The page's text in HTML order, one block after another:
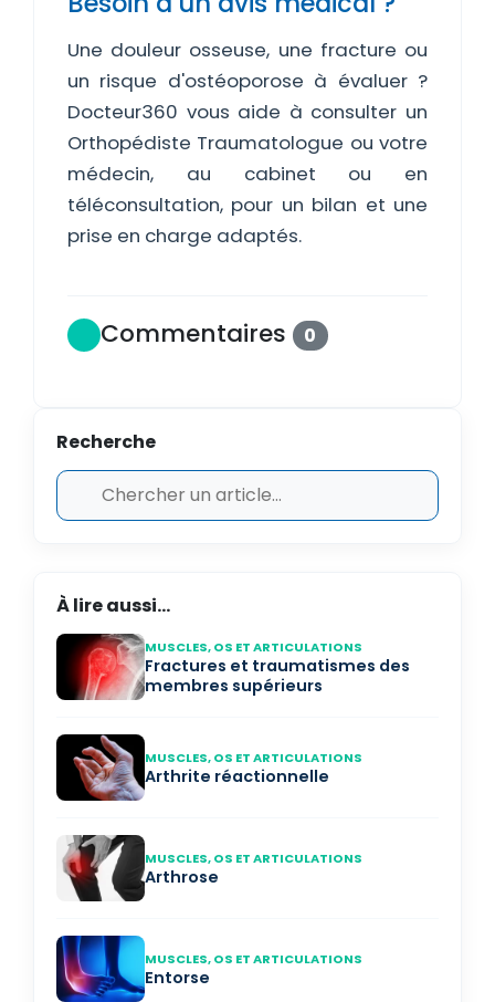
Une douleur osseuse, une fracture ou
un risque d'ostéoporose à évaluer ?
Docteur360 vous aide à consulter un
Orthopédiste Traumatologue ou votre
médecin, au cabinet ou en
téléconsultation, pour un bilan et une
prise en charge adaptés.
Commentaires 0
Recherche
À lire aussi...
MUSCLES, OS ET ARTICULATIONS
Fractures et traumatismes des
membres supérieurs
MUSCLES, OS ET ARTICULATIONS
Arthrite réactionnelle
MUSCLES, OS ET ARTICULATIONS
Arthrose
MUSCLES, OS ET ARTICULATIONS
Entorse